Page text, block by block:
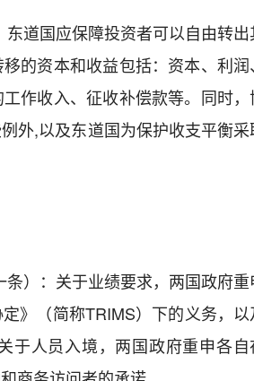
东道国应保障投资者可以自由转出
的资本和收益包括：资本、利润、
作收入、征收补偿款等。同时，
外,以及东道国为保护收支平衡采
条）： 关于业绩要求，两国政府重
》（简称TRIMS）下的义务，以
于人员入境，两国政府重申各自